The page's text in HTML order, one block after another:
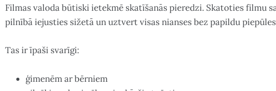
Filmas valoda būtiski ietekmē skatīšanās pieredzi. Skatoties filmu
pilnībā iejusties sižetā un uztvert visas nianses bez papildu
Tas ir īpaši svarīgi:
ģimenēm ar bērniem